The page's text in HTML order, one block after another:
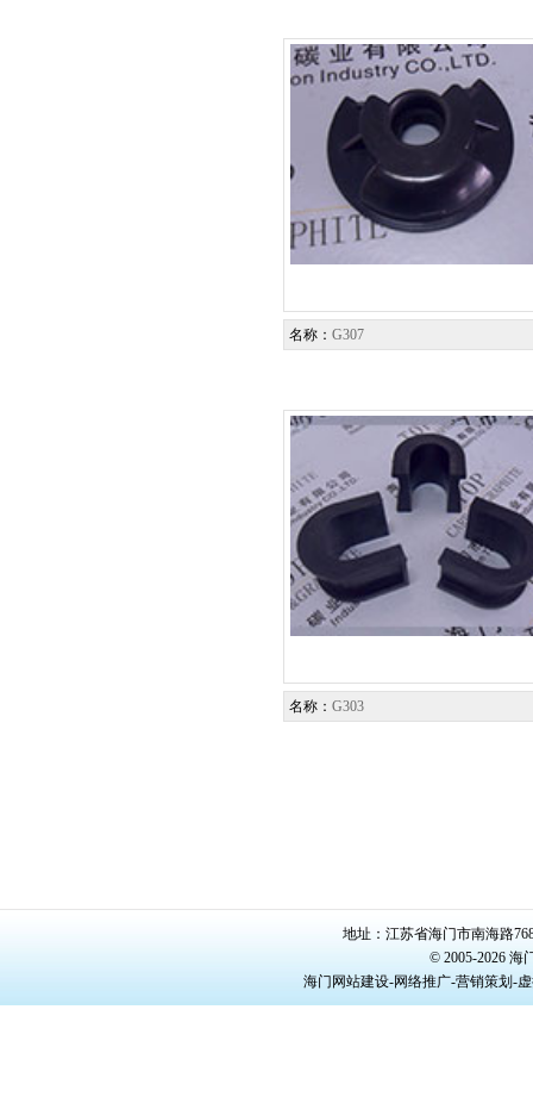
名称： G307
名称： G303
地址：江苏省海门市南海路
© 2005-2026
海门网站建设-网络推广-营销策划-